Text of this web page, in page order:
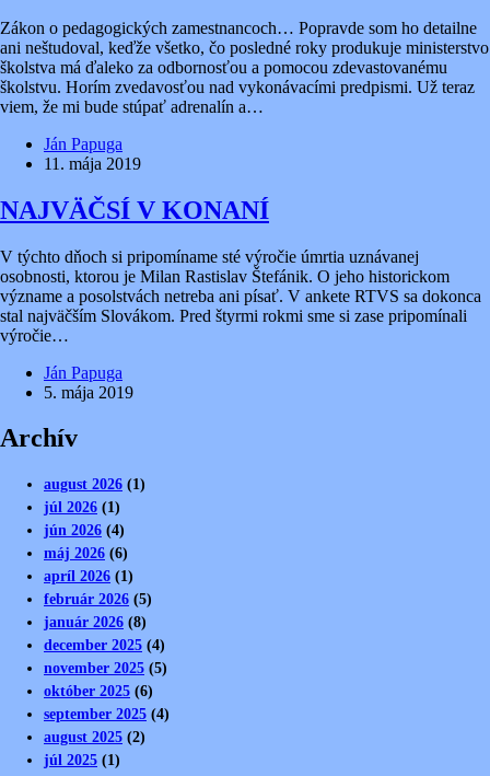
Zákon o pedagogických zamestnancoch… Popravde som ho detailne
ani neštudoval, keďže všetko, čo posledné roky produkuje ministerstvo
školstva má ďaleko za odbornosťou a pomocou zdevastovanému
školstvu. Horím zvedavosťou nad vykonávacími predpismi. Už teraz
viem, že mi bude stúpať adrenalín a…
Ján Papuga
11. mája 2019
NAJVÄČSÍ V KONANÍ
V týchto dňoch si pripomíname sté výročie úmrtia uznávanej
osobnosti, ktorou je Milan Rastislav Štefánik. O jeho historickom
význame a posolstvách netreba ani písať. V ankete RTVS sa dokonca
stal najväčším Slovákom. Pred štyrmi rokmi sme si zase pripomínali
výročie…
Ján Papuga
5. mája 2019
Archív
august 2026 (1)
júl 2026 (1)
jún 2026 (4)
máj 2026 (6)
apríl 2026 (1)
február 2026 (5)
január 2026 (8)
december 2025 (4)
november 2025 (5)
október 2025 (6)
september 2025 (4)
august 2025 (2)
júl 2025 (1)